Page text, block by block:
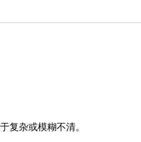
复杂或模糊不清。